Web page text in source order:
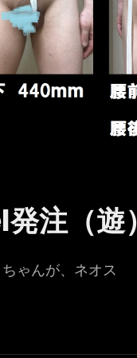
発注（遊
ゃんが、ネオス